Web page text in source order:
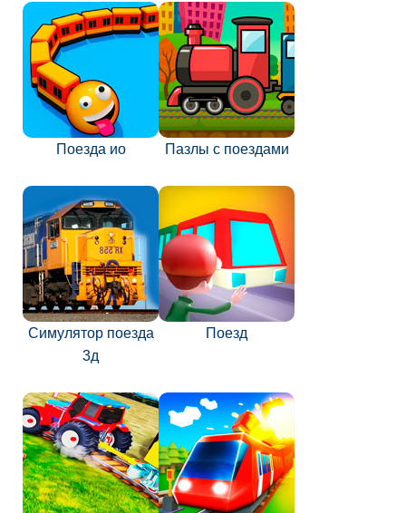
Поезда ио Пазлы с поездами
Симулятор поезда
3д
Поезд